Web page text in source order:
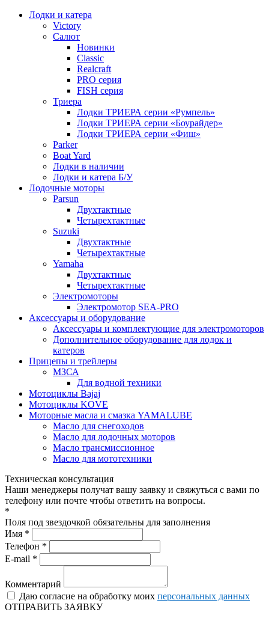
Лодки и катера
Victory
Салют
Новинки
Classic
Realcraft
PRO серия
FISH серия
Триера
Лодки ТРИЕРА серии «Румпель»
Лодки ТРИЕРА серии «Боурайдер»
Лодки ТРИЕРА серии «Фиш»
Parker
Boat Yard
Лодки в наличии
Лодки и катера Б/У
Лодочные моторы
Parsun
Двухтактные
Четырехтактные
Suzuki
Двухтактные
Четырехтактные
Yamaha
Двухтактные
Четырехтактные
Электромоторы
Электромотор SEA-PRO
Аксессуары и оборудование
Аксессуары и комплектующие для электромоторов
Дополнительное оборудование для лодок и
катеров
Прицепы и трейлеры
МЗСА
Для водной техники
Мотоциклы Bajaj
Мотоциклы KOVE
Моторные масла и смазка YAMALUBE
Масло для снегоходов
Масло для лодочных моторов
Масло трансмиссионное
Масло для мототехники
Техническая консультация
Наши менеджеры получат вашу заявку и свяжуться с вами по
телефону или почте чтобы ответить на вопросы.
*
Поля под звездочкой обязательны для заполнения
Имя *
Телефон *
E-mail *
Комментарий
Даю согласие на обработку моих персональных данных
ОТПРАВИТЬ ЗАЯВКУ